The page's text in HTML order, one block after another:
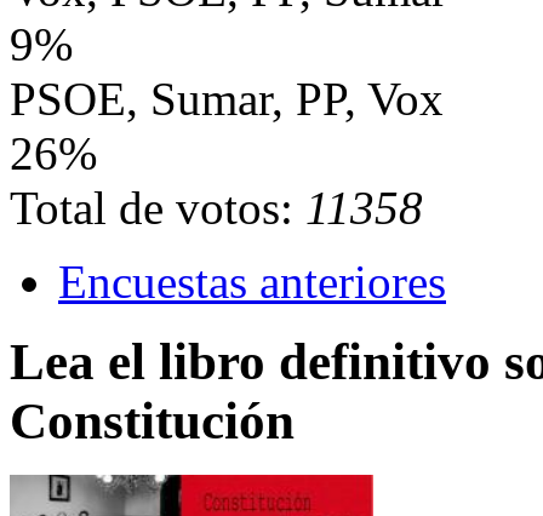
9%
PSOE, Sumar, PP, Vox
26%
Total de votos: 11358
Encuestas anteriores
Lea el libro definitivo
Constitución